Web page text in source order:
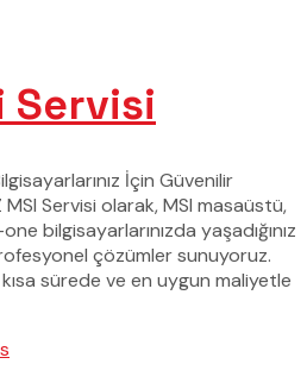
Servisi
İçin Güvenilir
MSI Servisi olarak, MSI masaüstü,
bilgisayarlarınızda yaşadığınız
çözümler sunuyoruz.
kısa sürede ve en uygun maliyetle